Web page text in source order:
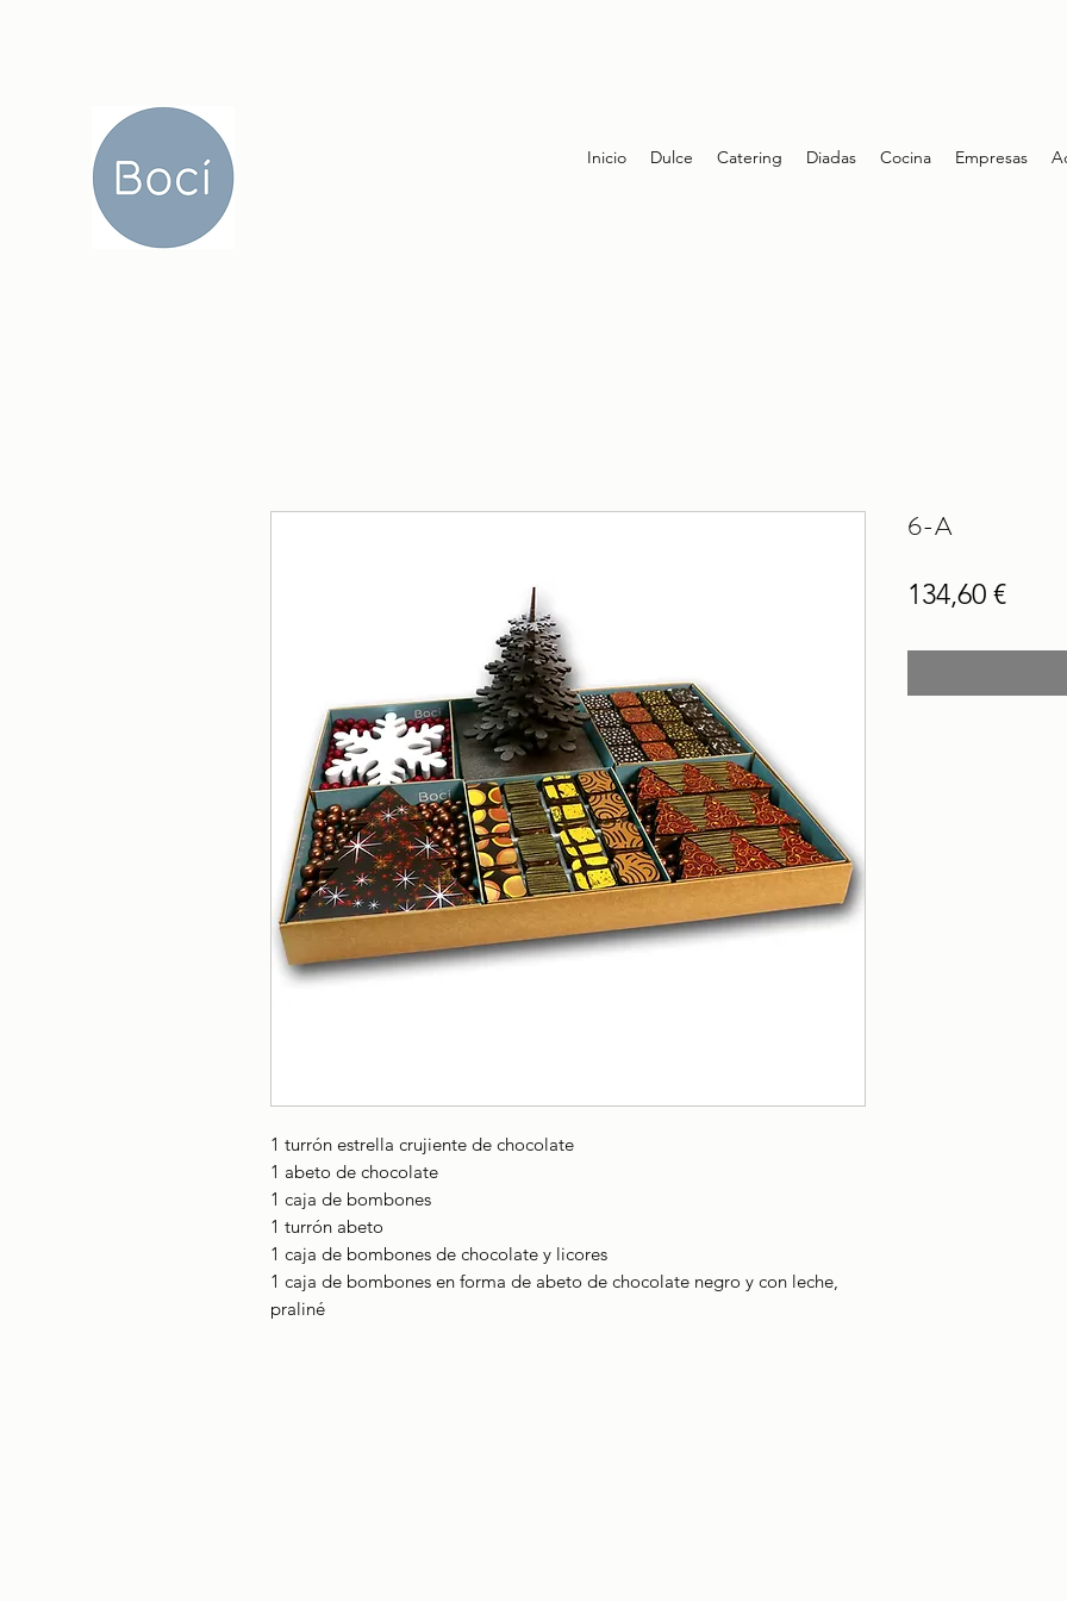
Inicio Dulce Catering Diadas Cocina Empresas
1 turrón estrella crujiente de chocolate
1 abeto de chocolate
1 caja de bombones
1 turrón abeto
1 caja de bombones de chocolate y licores
1 caja de bombones en forma de abeto de chocolate negro y con leche,
praliné
6-A
134,60 €Precio